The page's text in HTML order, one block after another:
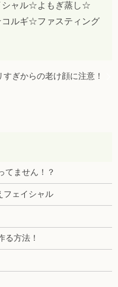
シャル☆よもぎ蒸し☆
ルギ☆ファスティング
すぎからの老け顔に注意！
てません！？
ェイシャル
る方法！